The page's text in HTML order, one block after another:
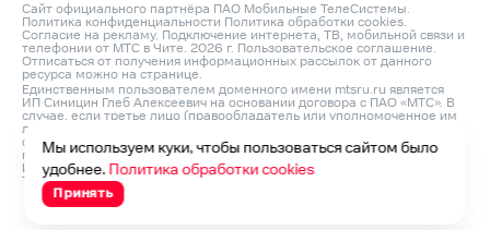
Сайт официального партнёра ПАО Мобильные ТелеСистемы.
Политика конфиденциальности Политика обработки cookies.
Согласие на рекламу. Подключение интернета, ТВ, мобильной связи и
телефонии от МТС в Чите. 2026 г. Пользовательское соглашение.
Отписаться от получения информационных рассылок от данного
ресурса можно на странице.
Единственным пользователем доменного имени mtsru.ru является
ИП Синицин Глеб Алексеевич на основании договора с ПАО «МТС». В
случае, если третье лицо (правообладатель или уполномоченное им
лицо) считает, что его права на объект интеллектуальной
собственности нарушаются, он может направить претензию
по адресу: ИП Синицин Глеб Алексеевич, ОГРНИП: 312760420200042,
ИНН: 760411045260, Юр. Адрес 150046, Россия, Ярославль г,
Титова ул, д. 14 корп 3, оф.кв. 54 и по e‑mail:
Мы используем куки, чтобы пользоваться сайтом было
удобнее. Политика обработки cookies
Принять